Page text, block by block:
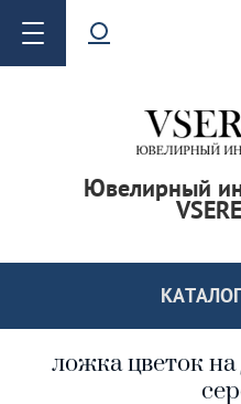
Ювелирный
ложка цветок